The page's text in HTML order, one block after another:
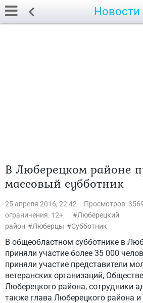
Новости
В Люберецком районе
массовый субботник
25 апреля 2016, 22:42
Просмотров:
ограничения: 12+
Люберецкий
район
Люберцы Субботник
В общеобластном субботнике в
приняли участие более 35 000
приняли участие представители
ветеранских организаций,
Люберецкого района, сотрудники
также глава Люберецкого района